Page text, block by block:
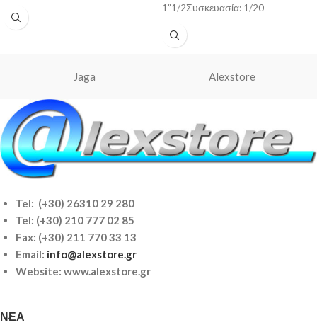
1”1/2Συσκευασία: 1/20
Jaga Alexstore
Tel: (+30) 26310 29 280
Tel: (+30) 210 777 02 85
Fax: (+30) 211 770 33 13
Email: info@alexstore.gr
Website: www.alexstore.gr
ΝΈΑ